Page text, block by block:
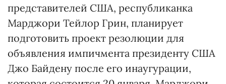
представителей США, республиканка
Марджори Тейлор Грин, планирует
подготовить проект резолюции для
объявления импичмента президенту США
Джо Байдену после его инаугурации,